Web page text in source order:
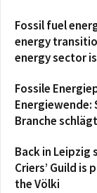
Fossil fuel
energy
energy sector
Fossile
Energiewende:
Branche
Back in Leipzig
Criers’ Guild
the Völki